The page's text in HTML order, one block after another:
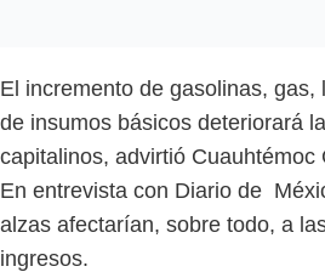
El incremento de gasolinas, gas,
de insumos básicos deteriorará
capitalinos, advirtió Cuauhtémoc
En entrevista con Diario de
alzas afectarían, sobre todo, a
ingresos.